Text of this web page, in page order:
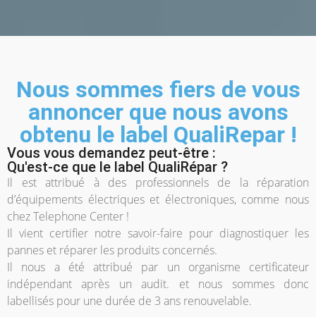
Nous sommes fiers de vous
annoncer que nous avons
obtenu le label QualiRepar !
Vous vous demandez peut-être :
Qu'est-ce que le label QualiRépar ?
Il est attribué à des professionnels de la réparation
d’équipements électriques et électroniques, comme nous
chez Telephone Center !
Il vient certifier notre savoir-faire pour diagnostiquer les
pannes et réparer les produits concernés.
Il nous a été attribué par un organisme certificateur
indépendant après un audit. et nous sommes donc
labellisés pour une durée de 3 ans renouvelable.